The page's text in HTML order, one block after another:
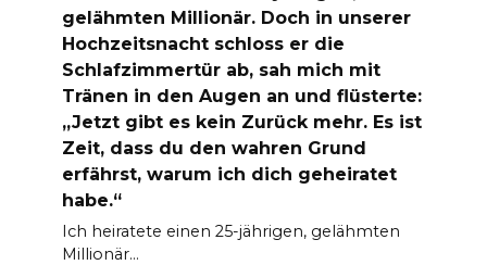
gelähmten Millionär. Doch in unserer
Hochzeitsnacht schloss er die
Schlafzimmertür ab, sah mich mit
Tränen in den Augen an und flüsterte:
„Jetzt gibt es kein Zurück mehr. Es ist
Zeit, dass du den wahren Grund
erfährst, warum ich dich geheiratet
habe.“
Ich heiratete einen 25-jährigen, gelähmten
Millionär…